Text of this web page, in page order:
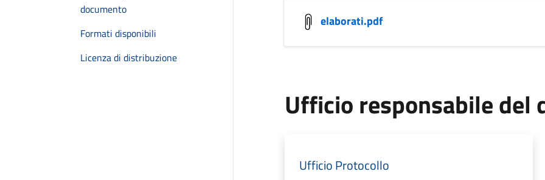
documento
Formati disponibili
Licenza di distribuzione
elaborati.pdf
Ufficio responsabile del
Ufficio Protocollo